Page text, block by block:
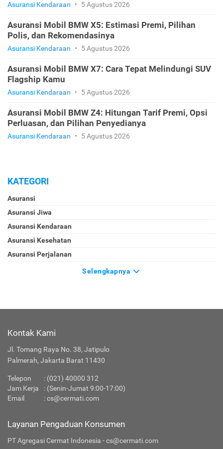
Asuransi Kendaraan • 5 Agustus 2026
Asuransi Mobil BMW X5: Estimasi Premi, Pilihan
Polis, dan Rekomendasinya
Asuransi Kendaraan • 5 Agustus 2026
Asuransi Mobil BMW X7: Cara Tepat Melindungi SUV
Flagship Kamu
Asuransi Kendaraan • 5 Agustus 2026
Asuransi Mobil BMW Z4: Hitungan Tarif Premi, Opsi
Perluasan, dan Pilihan Penyedianya
Asuransi Kendaraan • 5 Agustus 2026
KATEGORI
Asuransi
Asuransi Jiwa
Asuransi Kendaraan
Asuransi Kesehatan
Asuransi Perjalanan
Selengkapnya
Kontak Kami
Jl. Tomang Raya No. 38, Jatipulo
Palmerah, Jakarta Barat 11430
Telepon : (021) 40000 312
Jam Kerja
: (Senin-Jumat 9:00-17:00)
Email
:cs@cermati.com
Layanan Pengaduan Konsumen
PT Agregasi Cermat Indonesia - cs@cermati.com